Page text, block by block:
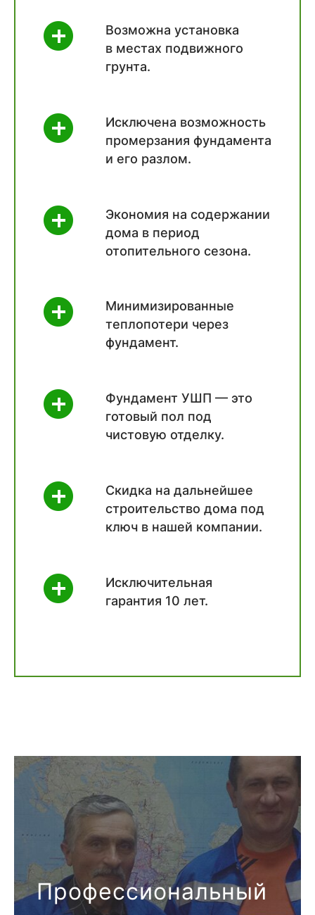
Возможна установка
в местах подвижного
грунта.
Исключена возможность
промерзания фундамента
и его разлом.
Экономия на содержании
дома в период
отопительного сезона.
Минимизированные
теплопотери через
фундамент.
Фундамент УШП — это
готовый пол под
чистовую отделку.
Скидка на дальнейшее
строительство дома под
ключ в нашей компании.
Исключительная
гарантия 10 лет.
Профессиональный